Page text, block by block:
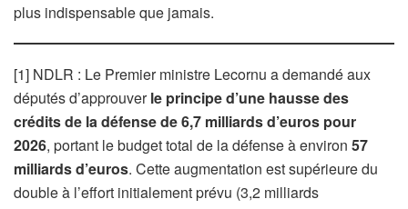
plus indispensable que jamais.
[1] NDLR : Le Premier ministre Lecornu a demandé aux
députés d’approuverle principe d’une hausse des
crédits de la défense de 6,7 milliards d’euros pour
2026, portant le budget total de la défense à environ 57
milliards d’euros. Cette augmentation est supérieure du
double à l’effort initialement prévu (3,2 milliards